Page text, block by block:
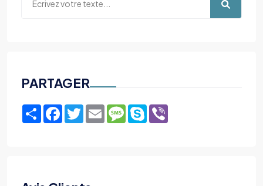
PARTAGER
ShareFacebook
TwitterEmailMessage
Skype